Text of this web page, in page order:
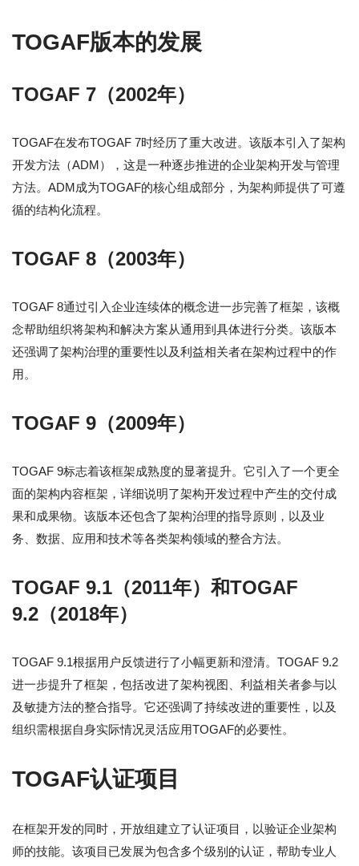
TOGAF版本的发展
TOGAF 7（2002年）
TOGAF在发布TOGAF 7时经历了重大改进。该版本引入了架构
开发方法（ADM），这是一种逐步推进的企业架构开发与管理
方法。ADM成为TOGAF的核心组成部分，为架构师提供了可遵
循的结构化流程。
TOGAF 8（2003年）
TOGAF 8通过引入企业连续体的概念进一步完善了框架，该概
念帮助组织将架构和解决方案从通用到具体进行分类。该版本
还强调了架构治理的重要性以及利益相关者在架构过程中的作
用。
TOGAF 9（2009年）
TOGAF 9标志着该框架成熟度的显著提升。它引入了一个更全
面的架构内容框架，详细说明了架构开发过程中产生的交付成
果和成果物。该版本还包含了架构治理的指导原则，以及业
务、数据、应用和技术等各类架构领域的整合方法。
TOGAF 9.1（2011年）和TOGAF
9.2（2018年）
TOGAF 9.1根据用户反馈进行了小幅更新和澄清。TOGAF 9.2
进一步提升了框架，包括改进了架构视图、利益相关者参与以
及敏捷方法的整合指导。它还强调了持续改进的重要性，以及
组织需根据自身实际情况灵活应用TOGAF的必要性。
TOGAF认证项目
在框架开发的同时，开放组建立了认证项目，以验证企业架构
师的技能。该项目已发展为包含多个级别的认证，帮助专业人